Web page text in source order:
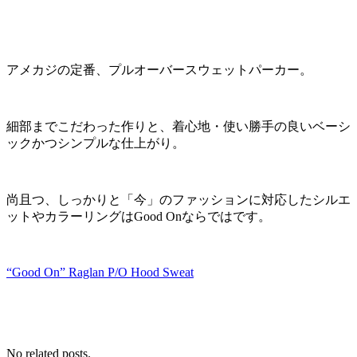
アメカジの定番、プルオーバースウェットパーカー。
細部までこだわった作りと、着心地・使い勝手の良いベーシ
ックかつシンプルな仕上がり。
尚且つ、しっかりと「今」のファッションに対応したシルエ
ットやカラーリングはGood Onならではです。
“Good On” Raglan P/O Hood Sweat
No related posts.